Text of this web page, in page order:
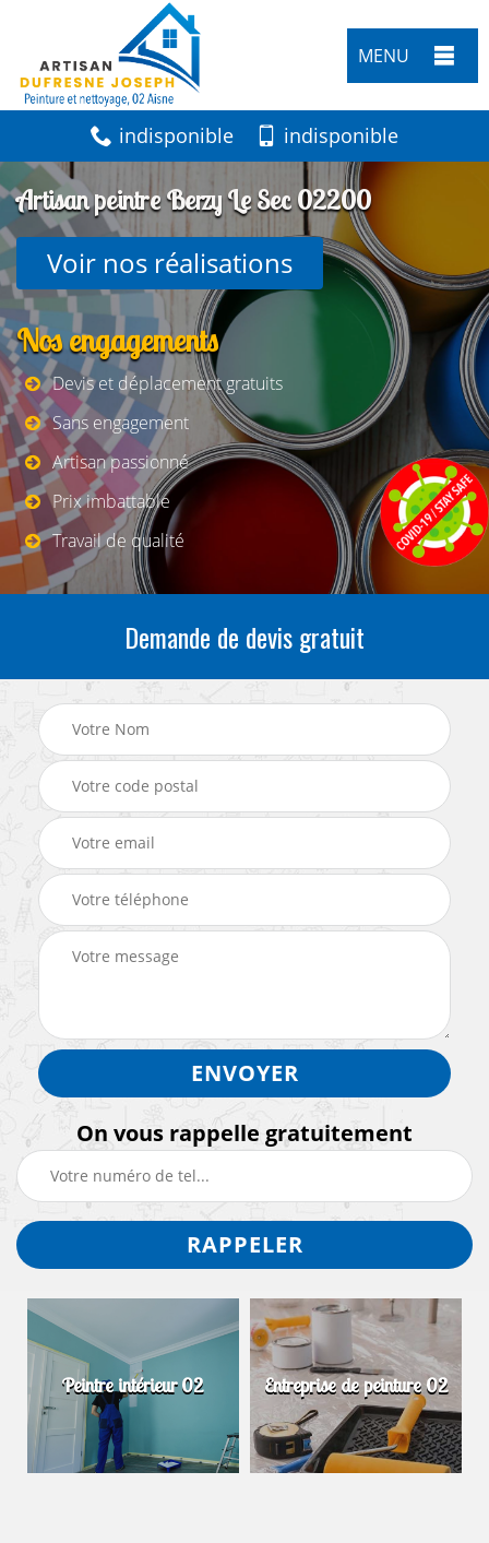
MENU
indisponible indisponible
Artisan peintre Berzy Le Sec 02200
Voir nos réalisations
Nos engagements
Devis et déplacement gratuits
Sans engagement
Artisan passionné
Prix imbattable
Travail de qualité
Demande de devis gratuit
On vous rappelle gratuitement
Peintre intérieur 02 Entreprise de peinture 02